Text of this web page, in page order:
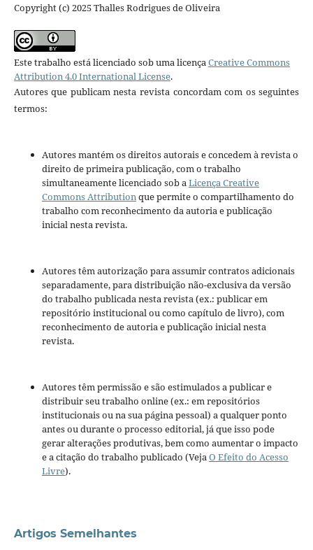
Copyright (c) 2025 Thalles Rodrigues de Oliveira
Este trabalho está licenciado sob uma licençaCreative Commons
Attribution 4.0 International License.
Autores que publicam nesta revista concordam com os seguintes
termos:
Autores mantém os direitos autorais e concedem à revista o
direito de primeira publicação, com o trabalho
simultaneamente licenciado sob aLicença Creative
Commons Attributionque permite o compartilhamento do
trabalho com reconhecimento da autoria e publicação
inicial nesta revista.
Autores têm autorização para assumir contratos adicionais
separadamente, para distribuição não-exclusiva da versão
do trabalho publicada nesta revista (ex.: publicar em
repositório institucional ou como capítulo de livro), com
reconhecimento de autoria e publicação inicial nesta
revista.
Autores têm permissão e são estimulados a publicar e
distribuir seu trabalho online (ex.: em repositórios
institucionais ou na sua página pessoal) a qualquer ponto
antes ou durante o processo editorial, já que isso pode
gerar alterações produtivas, bem como aumentar o impacto
e a citação do trabalho publicado (VejaO Efeito do Acesso
Livre).
Artigos Semelhantes